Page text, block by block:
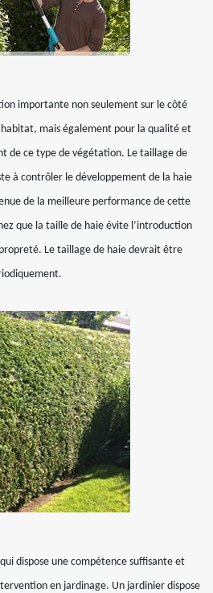
importante non seulement sur le côté
mais également pour la qualité et
de ce type de végétation. Le taillage de
à contrôler le développement de la haie
de la meilleure performance de cette
que la taille de haie évite l’introduction
Le taillage de haie devrait être
dispose une compétence suffisante et
en jardinage. Un jardinier dispose